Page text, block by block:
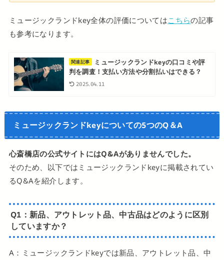
ミュージックランドkey全体の評価についてはこちらの記事
も参考になります。
関連記事
ミュージックランドkeyの口コミや評
判を調査！支払い方法や分割払いはできる？
2025.04.11
ミュージックランドkeyについての5つのQ＆A
心斎橋店の公式サイトにはQ&Aがありませんでした。
そのため、以下ではミュージックランドkeyに掲載されてい
るQ&Aを紹介します。
Q1： 新品、アウトレット品、中古品はどのように区別
していますか？
A：ミュージックランドkeyでは新品、アウトレット品、中